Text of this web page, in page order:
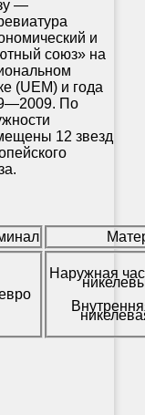
—
и
союз» на
(UEM) и года
По
12 звезд
Наружная